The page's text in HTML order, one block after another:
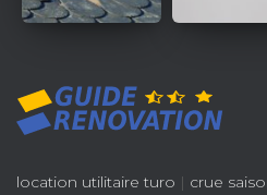
location utilitaire turo | crue